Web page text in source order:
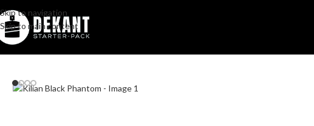
Skip to navigation
Skip to main content